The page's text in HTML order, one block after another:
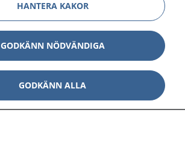
Visa
Visa
Visa
HANTERA KAKOR
GODKÄNN NÖDVÄNDIGA
GODKÄNN ALLA